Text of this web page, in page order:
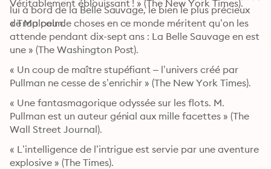
lui à bord de la Belle Sauvage, le bien le plus précieux
de Malcolm.
Véritablement éblouissant ! » (The New York Times).
« Trop peu de choses en ce monde méritent qu’on les
attende pendant dix-sept ans : La Belle Sauvage en est
une » (The Washington Post).
« Un coup de maître stupéfiant – l’univers créé par
Pullman ne cesse de s’enrichir » (The New York Times).
« Une fantasmagorique odyssée sur les flots. M.
Pullman est un auteur génial aux mille facettes » (The
Wall Street Journal).
« L’intelligence de l’intrigue est servie par une aventure
explosive » (The Times).